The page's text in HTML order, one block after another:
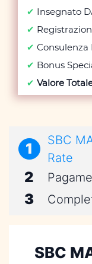
✔ Insegnato
✔
✔
✔ Bonus
✔ Valore
1
SBC
Rate
2
3
SBC